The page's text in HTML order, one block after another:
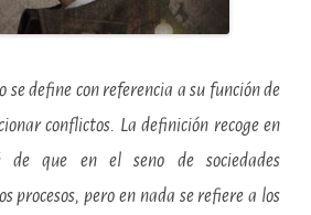
se define con referencia a su función de
conflictos. La definición recoge en
de que en el seno de sociedades
procesos, pero en nada se refiere a los